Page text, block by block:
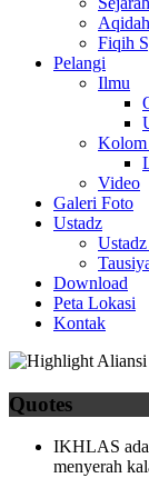
Fiqih
Pelangi
Ilmu
Kolom
Video
Galeri Foto
Ustadz
Download
Peta Lokasi
Kontak
Quotes
IKHLAS
menyerah